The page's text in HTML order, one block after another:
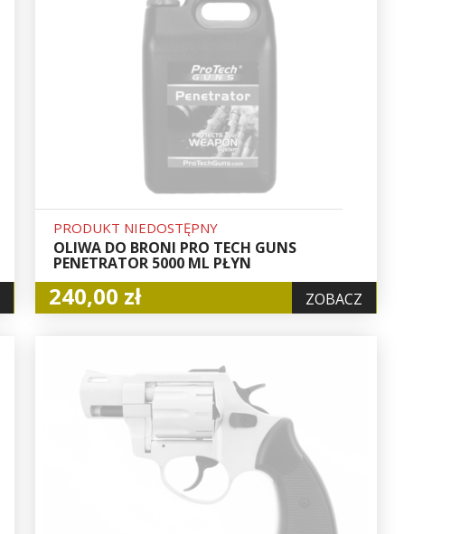
PRODUKT NIEDOSTĘPNY
OLIWA DO BRONI PRO TECH GUNS
PENETRATOR 5000 ML PŁYN
240,00 zł ZOBACZ